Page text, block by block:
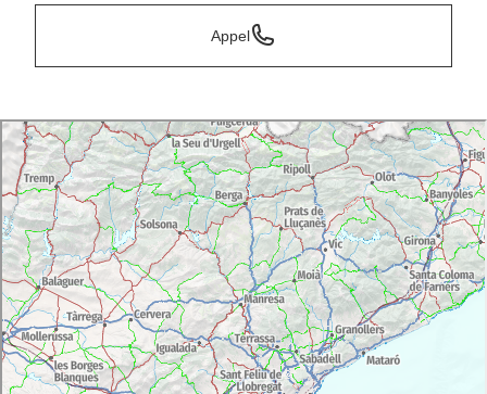
Appel